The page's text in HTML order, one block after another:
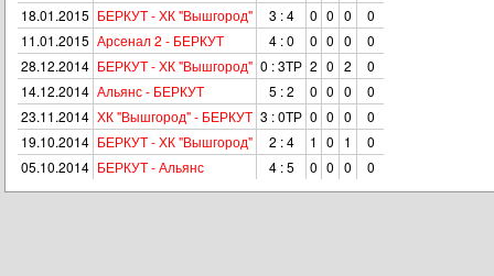
18.01.2015 БЕРКУТ - ХК "Вышгород" 3 : 4 0 0 0
0
11.01.2015 Арсенал 2 - БЕРКУТ 4 : 0 0 0 0
0
28.12.2014 БЕРКУТ - ХК "Вышгород" 0 : 3ТР 2 0 2
0
14.12.2014 Альянс - БЕРКУТ 5 : 2 0 0 0
0
23.11.2014 ХК "Вышгород" - БЕРКУТ 3 : 0ТР 0 0 0
0
19.10.2014 БЕРКУТ - ХК "Вышгород" 2 : 4 1 0 1
0
05.10.2014 БЕРКУТ - Альянс 4 : 5 0 0 0 0